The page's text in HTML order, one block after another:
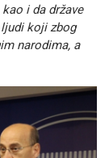
kao i da države
koji zbog
narodima, a